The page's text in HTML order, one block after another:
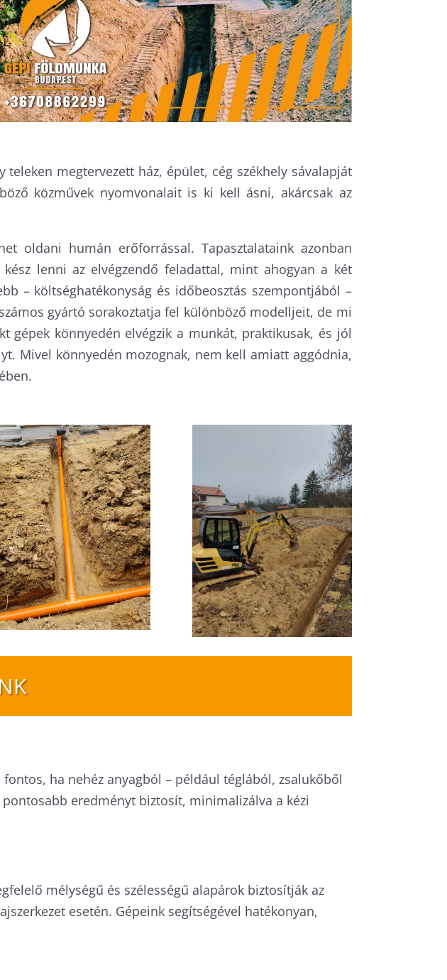
teleken megtervezett ház, épület, cég székhely sávalapját
közművek nyomvonalait is ki kell ásni, akárcsak az
oldani humán erőforrással. Tapasztalataink azonban
lenni az elvégzendő feladattal, mint ahogyan a két
– költséghatékonyság és időbeosztás szempontjából –
gyártó sorakoztatja fel különböző modelljeit, de mi
gépek könnyedén elvégzik a munkát, praktikusak, és jól
Mivel könnyedén mozognak, nem kell amiatt aggódnia,
ha nehéz anyagból – például téglából, zsalukőből
eredményt biztosít, minimalizálva a kézi
mélységű és szélességű alapárok biztosítják az
esetén. Gépeink segítségével hatékonyan,